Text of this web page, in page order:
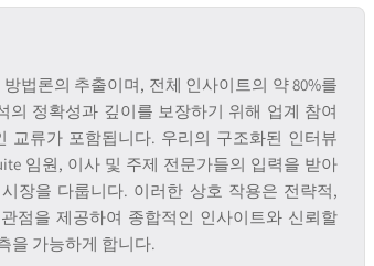
법론의 추출이며, 전체 인사이트의 약 80%를
의 정확성과 깊이를 보장하기 위해 업계 참여
교류가 포함됩니다. 우리의 구조화된 인터뷰
임원, 이사 및 주제 전문가들의 입력을 받아
장을 다룹니다. 이러한 상호 작용은 전략적,
점을 제공하여 종합적인 인사이트와 신뢰할
을 가능하게 합니다.